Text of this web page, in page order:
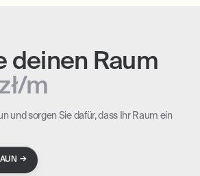
deinen Raum
m
und sorgen Sie dafür, dass Ihr Raum ein
→